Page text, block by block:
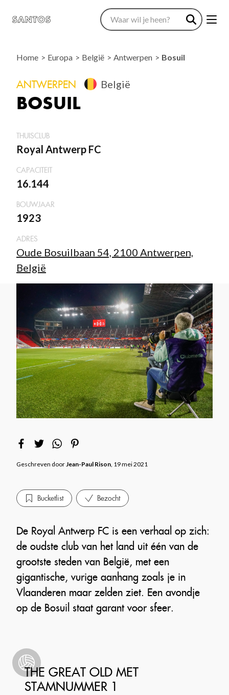
Home Europa België Antwerpen Bosuil
ANTWERPEN België
BOSUIL
THUISCLUB
Royal Antwerp FC
CAPACITEIT
16.144
BOUWJAAR
1923
ADRES
Oude Bosuilbaan 54, 2100 Antwerpen,
België
Geschreven doorJean-Paul Rison, 19 mei 2021
Bucketlist Bezocht
De Royal Antwerp FC is een verhaal op zich:
de oudste club van het land uit één van de
grootste steden van België, met een
gigantische, vurige aanhang zoals je in
Vlaanderen maar zelden ziet. Een avondje
op de Bosuil staat garant voor sfeer.
THE GREAT OLD MET
STAMNUMMER 1